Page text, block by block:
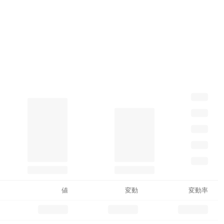
値 変動 変動率